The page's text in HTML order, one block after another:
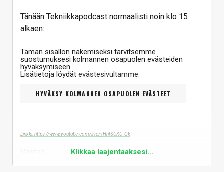
Tänään Tekniikkapodcast normaalisti noin klo 15
alkaen:
Tämän sisällön näkemiseksi tarvitsemme
suostumuksesi kolmannen osapuolen evästeiden
hyväksymiseen.
Lisätietoja löydät evästesivultamme
HYVÄKSY KOLMANNEN OSAPUOLEN EVÄSTEET
Linkki: https://www.youtube.com/live/yHhISCKC_Qk
Klikkaa laajentaaksesi...